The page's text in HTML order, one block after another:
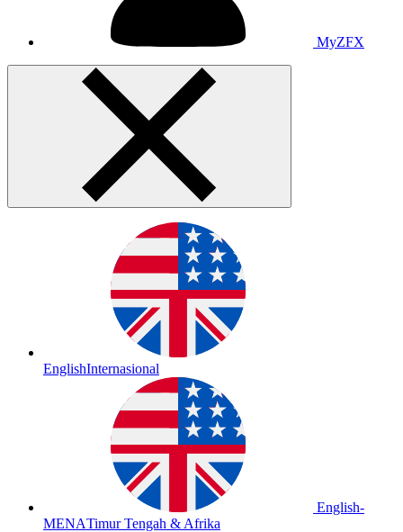
MyZFX
EnglishInternasional
English-
MENATimur Tengah & Afrika